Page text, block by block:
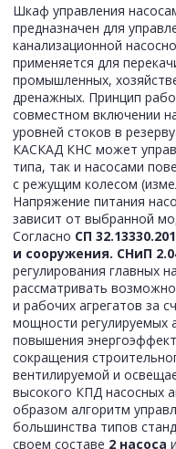
Шкаф управления
предназначен для
канализационной
применяется для
промышленных,
дренажных. Принцип
совместном включении
уровней стоков в
КАСКАД КНС может
типа, так и насосами
с режущим колесом
Напряжение питания
зависит от выбранной
Согласно СП
и сооружения. СНиП
регулирования главных
рассматривать
и рабочих агрегатов за
мощности регулируемых
повышения
сокращения
вентилируемой и
высокого КПД насосных
образом алгоритм
большинства типов
своем составе 2 насоса